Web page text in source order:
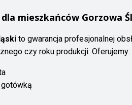
mieszkańców Gorzowa
to gwarancja profesjonalnej
czy roku produkcji. Oferujemy:
gotówką